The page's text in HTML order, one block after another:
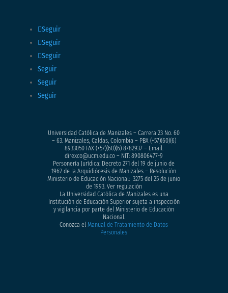
Seguir
Seguir
Seguir
Seguir
Seguir
Seguir
Universidad Católica de Manizales – Carrera 23 No. 60
– 63. Manizales, Caldas, Colombia – PBX (+57)(60)(6)
8933050FAX (+57)(60)(6) 8782937 – Email.
direxco@ucm.edu.co – NIT: 890806477-9
Personería Jurídica: Decreto 271 del 19 de junio de
1962 de la Arquidiócesis de Manizales – Resolución
Ministerio de Educación Nacional: 3275 del 25 de junio
de 1993. Ver regulación
La Universidad Católica de Manizales es una
Institución de Educación Superior sujeta a inspección
y vigilancia por parte del Ministerio de Educación
Nacional.
Conozca elManual de Tratamiento de Datos
Personales